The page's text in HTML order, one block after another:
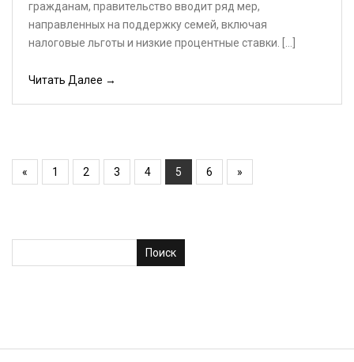
гражданам, правительство вводит ряд мер,
направленных на поддержку семей, включая
налоговые льготы и низкие процентные ставки. […]
Читать Далее →
« 1 2 3 4 5 6 »
Поиск